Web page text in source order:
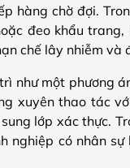
hàng chờ đợi.
đeo khẩu
chế lây nhiễm và
như một phương
xuyên thao tác
lớp xác thực.
nghiệp có nhân